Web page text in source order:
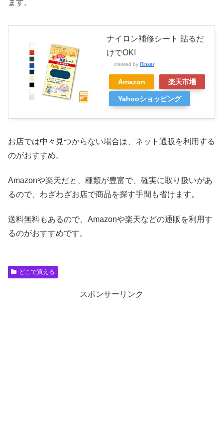
ます。
ナイロン補修シート 貼るだ
けでOK!
created by Rinker
Amazon 楽天市場
Yahooショッピング
お店では中々見つからない場合は、ネット通販を利用する
のがおすすめ。
Amazonや楽天だと、種類が豊富で、確実に取り扱いがあ
るので、わざわざお店で商品を探す手間も省けます。
送料無料もあるので、Amazonや楽天などの通販を利用す
るのがおすすめです。
どこで買える
スポンサーリンク